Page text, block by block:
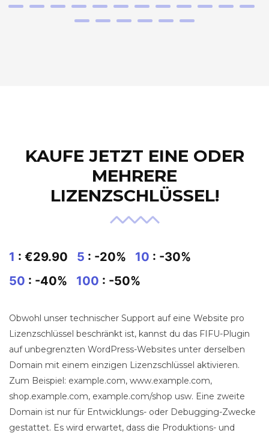
KAUFE JETZT EINE ODER
MEHRERE
LIZENZSCHLÜSSEL!
1 : €29.90 5 : -20% 10 : -30%
50 : -40% 100 : -50%
Obwohl unser technischer Support auf eine Website pro
Lizenzschlüssel beschränkt ist, kannst du das FIFU-Plugin
auf unbegrenzten WordPress-Websites unter derselben
Domain mit einem einzigen Lizenzschlüssel aktivieren.
Zum Beispiel: example.com, www.example.com,
shop.example.com, example.com/shop usw. Eine zweite
Domain ist nur für Entwicklungs- oder Debugging-Zwecke
gestattet. Es wird erwartet, dass die Produktions- und